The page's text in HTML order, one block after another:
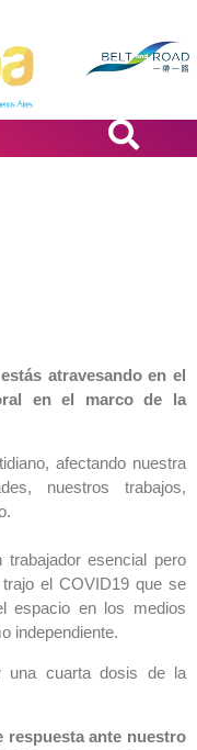
atravesando en el
en el marco de la
afectando nuestra
nuestros trabajos,
esencial pero
el COVID19 que se
espacio en los medios
independiente.
una cuarta dosis de la
respuesta ante nuestro